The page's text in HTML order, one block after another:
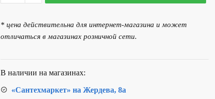
Муфта
НР
* цена действительна для интернет-магазина и может
отличаться в магазинах розничной сети.
В наличии на магазинах:
«Сантехмаркет» на Жердева, 8а